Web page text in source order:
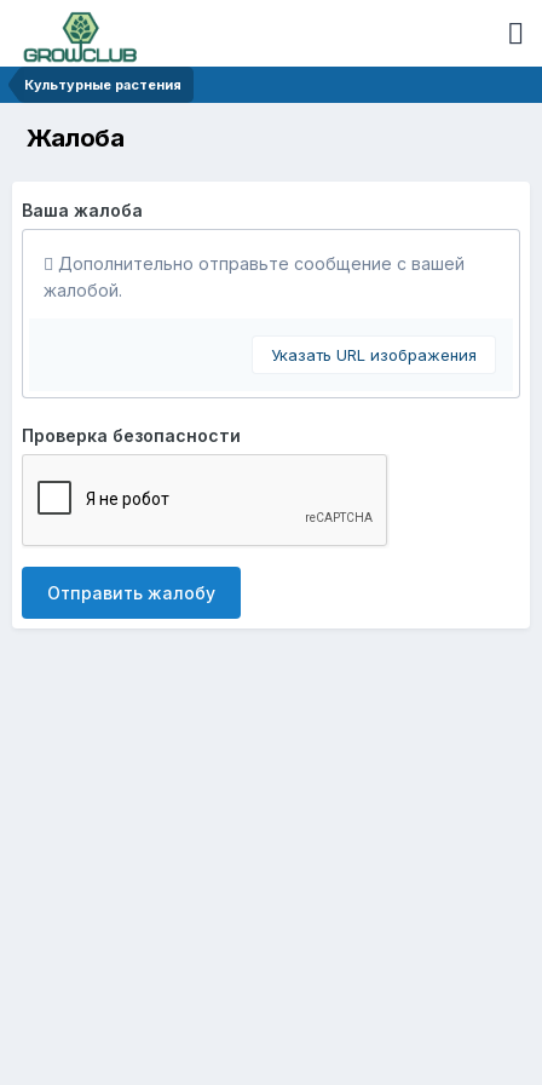
Культурные растения
Жалоба
Ваша жалоба
Дополнительно отправьте сообщение с вашей
жалобой.
Указать URL изображения
Проверка безопасности
Отправить жалобу